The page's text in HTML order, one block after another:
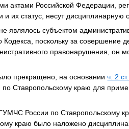
актами Российской Федерации,
статус, несут дисциплинарную
являлось субъектом
поскольку за совершение
правонарушения, он
прекращено, на основаниич. 2
Ставропольскому краю для
России по Ставропольскому
краю было наложено